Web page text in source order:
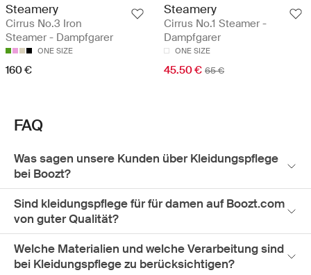
Steamery
Cirrus No.3 Iron
Steamer - Dampfgarer
ONE SIZE
160 €
Steamery
Cirrus No.1 Steamer -
Dampfgarer
ONE SIZE
45.50 € 65 €
FAQ
Was sagen unsere Kunden über Kleidungspflege
bei Boozt?
Sind kleidungspflege für für damen auf Boozt.com
von guter Qualität?
Welche Materialien und welche Verarbeitung sind
bei Kleidungspflege zu berücksichtigen?